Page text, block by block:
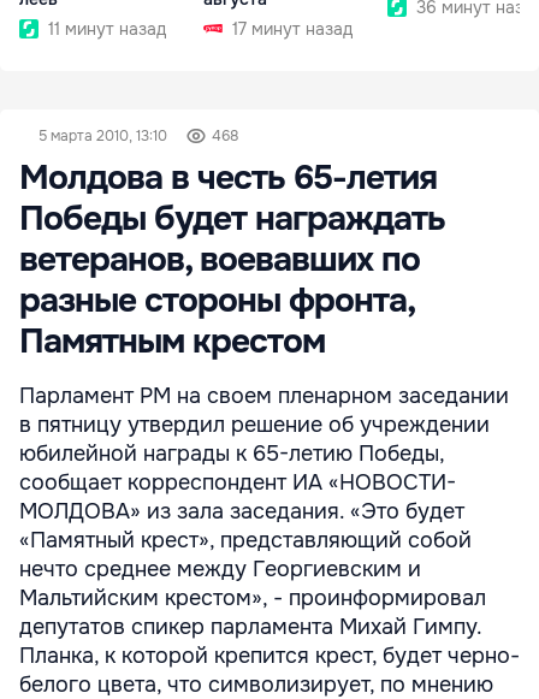
11 минут назад
17 минут назад
36 минут
5 марта 2010, 13:10 468
Молдова в честь 65-летия
Победы будет награждать
ветеранов, воевавших по
разные стороны фронта,
Памятным крестом
Парламент РМ на своем пленарном заседании
в пятницу утвердил решение об учреждении
юбилейной награды к 65-летию Победы,
сообщает корреспондент ИА «НОВОСТИ-
МОЛДОВА» из зала заседания. «Это будет
«Памятный крест», представляющий собой
нечто среднее между Георгиевским и
Мальтийским крестом», - проинформировал
депутатов спикер парламента Михай Гимпу.
Планка, к которой крепится крест, будет черно-
белого цвета, что символизирует, по мнению